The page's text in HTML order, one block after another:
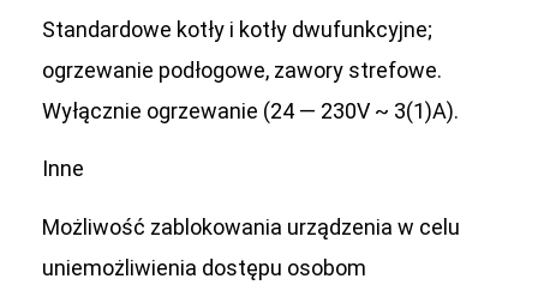
Standardowe kotły i kotły dwufunkcyjne;
ogrzewanie podłogowe, zawory strefowe.
Wyłącznie ogrzewanie (24 — 230V ~ 3(1)A).
Inne
Możliwość zablokowania urządzenia w celu
uniemożliwienia dostępu osobom